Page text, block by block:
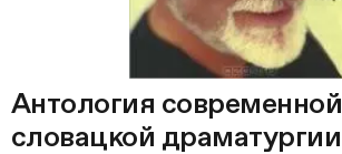
Антология современной
словацкой драматургии